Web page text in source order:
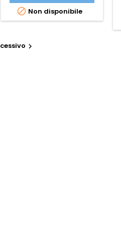
 Non disponibile
